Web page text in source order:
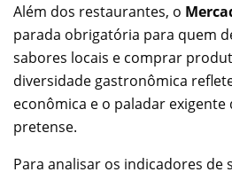
Além dos restaurantes, o
parada obrigatória para quem
sabores locais e comprar
diversidade gastronômica
econômica e o paladar
pretense.
Para analisar os indicadores de